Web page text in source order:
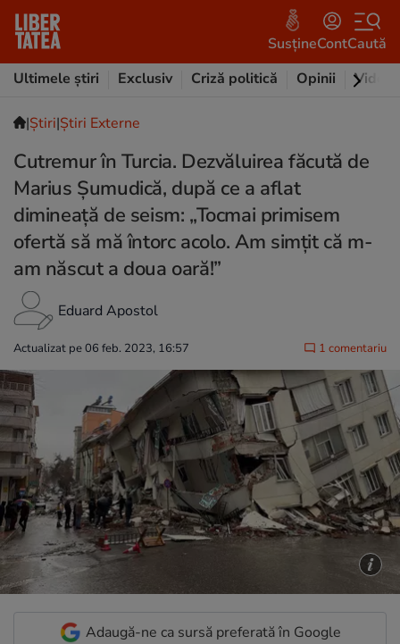
SusțineContCaută
Ultimele știri
Exclusiv Criză politică Opinii Video
|Ştiri|Știri Externe
Cutremur în Turcia. Dezvăluirea făcută de
Marius Șumudică, după ce a aflat
dimineață de seism: „Tocmai primisem
ofertă să mă întorc acolo. Am simțit că m-
am născut a doua oară!”
Eduard Apostol
Actualizat pe 06 feb. 2023, 16:57 1 comentariu
Adaugă-ne ca sursă preferată în Google